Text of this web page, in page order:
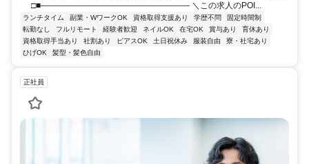
□■―――――――――――――――――― ＼この求人のPOI...
ランチタイム 副業・WワークOK 資格取得支援あり 学歴不問
固定時間制
転勤なし
フルリモート 経験者歓迎 ネイルOK 在宅OK 賞与あり
育休あり
資格取得手当あり
社割あり ピアスOK 土日祝休み 服装自由
寮・社宅あり
ひげOK
髪型・髪色自由
正社員